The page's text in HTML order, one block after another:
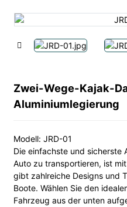
Zwei-Wege-Kajak-
Aluminiumlegierung
Modell: JRD-01
Die einfachste und sicherste
Auto zu transportieren, ist
gibt zahlreiche Designs und
Boote. Wählen Sie den
Fahrzeug aus der unten